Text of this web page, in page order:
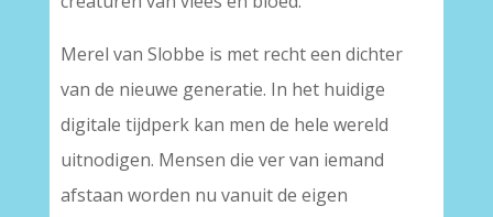
Merel van Slobbe is met recht een dichter
van de nieuwe generatie. In het huidige
digitale tijdperk kan men de hele wereld
uitnodigen. Mensen die ver van iemand
afstaan worden nu vanuit de eigen